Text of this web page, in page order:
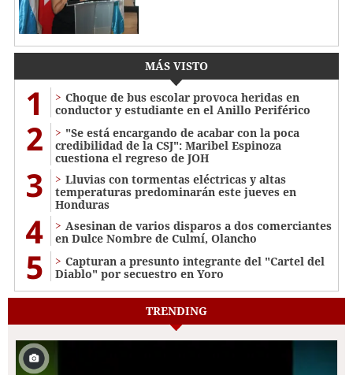
MÁS VISTO
1
Choque de bus escolar provoca heridas en
conductor y estudiante en el Anillo Periférico
2
"Se está encargando de acabar con la poca
credibilidad de la CSJ": Maribel Espinoza
cuestiona el regreso de JOH
3
Lluvias con tormentas eléctricas y altas
temperaturas predominarán este jueves en
Honduras
4
Asesinan de varios disparos a dos comerciantes
en Dulce Nombre de Culmí, Olancho
5
Capturan a presunto integrante del "Cartel del
Diablo" por secuestro en Yoro
TRENDING